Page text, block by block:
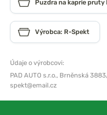
Puzdra na kaprie pruty
Výrobca: R-Spekt
Údaje o výrobcovi:
PAD AUTO s.r.o., Brněnská
spekt@email.cz